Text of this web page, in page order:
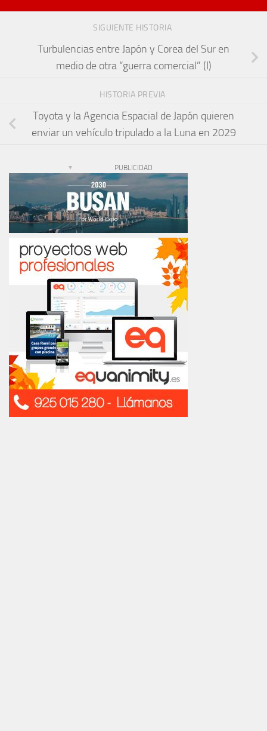
SIGUIENTE HISTORIA
Turbulencias entre Japón y Corea del Sur en
medio de otra “guerra comercial” (I)
HISTORIA PREVIA
Toyota y la Agencia Espacial de Japón quieren
enviar un vehículo tripulado a la Luna en 2029
PUBLICIDAD